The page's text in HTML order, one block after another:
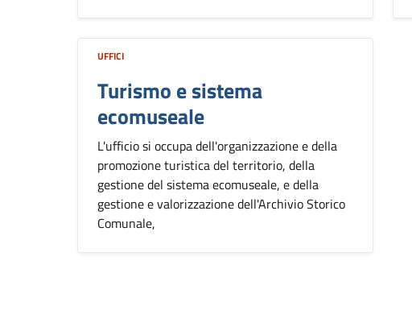
UFFICI
Turismo e sistema
ecomuseale
L'ufficio si occupa dell'organizzazione e della
promozione turistica del territorio, della
gestione del sistema ecomuseale, e della
gestione e valorizzazione dell'Archivio Storico
Comunale,